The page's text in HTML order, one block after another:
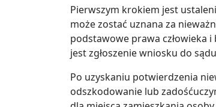
Pierwszym krokiem jest
może zostać uznana za
podstawowe prawa człowieka
jest zgłoszenie wniosku do
Po uzyskaniu potwierdzenia
odszkodowanie lub